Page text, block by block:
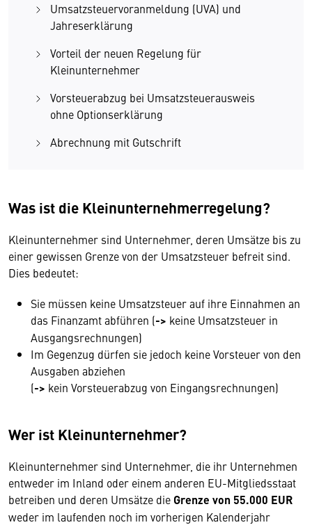
Umsatzsteuervoranmeldung (UVA) und
Jahreserklärung
Vorteil der neuen Regelung für
Kleinunternehmer
Vorsteuerabzug bei Umsatzsteuerausweis
ohne Optionserklärung
Abrechnung mit Gutschrift
Was ist die Kleinunternehmerregelung?
Kleinunternehmer sind Unternehmer, deren Umsätze bis zu
einer gewissen Grenze von der Umsatzsteuer befreit sind.
Dies bedeutet:
Sie müssen keine Umsatzsteuer auf ihre Einnahmen an
das Finanzamt abführen (-> keine Umsatzsteuer in
Ausgangsrechnungen)
Im Gegenzug dürfen sie jedoch keine Vorsteuer von den
Ausgaben abziehen
(-> kein Vorsteuerabzug von Eingangsrechnungen)
Wer ist Kleinunternehmer?
Kleinunternehmer sind Unternehmer, die ihr Unternehmen
entweder im Inland oder einem anderen EU-Mitgliedsstaat
betreiben und deren Umsätze die Grenze von 55.000 EUR
weder im laufenden noch im vorherigen Kalenderjahr